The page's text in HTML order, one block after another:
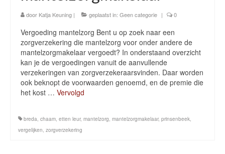
Ik ben lid van de Beroepsvereniging
Cliënt-tevredenheid
Aanmelden Dag van de Mantelzorg 2019 (regio
Prinsenbeek- Breda- Etten Leur)
Laatste Nieuws
Inschrijfformulier
door Katja Keuning | geplaatst in: Geen categorie | 0
Vergoeding mantelzorg Bent u op zoek naar een
zorgverzekering die mantelzorg voor onder andere de
mantelzorgmakelaar vergoedt? In onderstaand overzicht
kan je de vergoedingen vanuit de aanvullende
verzekeringen van zorgverzekeraarsvinden. Daar worden
ook beknopt de voorwaarden genoemd, en de premie die
het kost … Vervolgd
breda, chaam, etten leur, mantelzorg, mantelzorgmakelaar, prinsenbeek,
vergelijken, zorgverzekering